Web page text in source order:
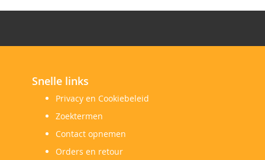
Snelle links
Privacy en Cookiebeleid
Zoektermen
Contact opnemen
Orders en retour